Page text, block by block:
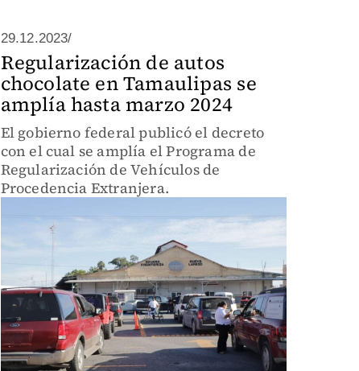
29.12.2023/
Regularización de autos
chocolate en Tamaulipas se
amplía hasta marzo 2024
El gobierno federal publicó el decreto
con el cual se amplía el Programa de
Regularización de Vehículos de
Procedencia Extranjera.